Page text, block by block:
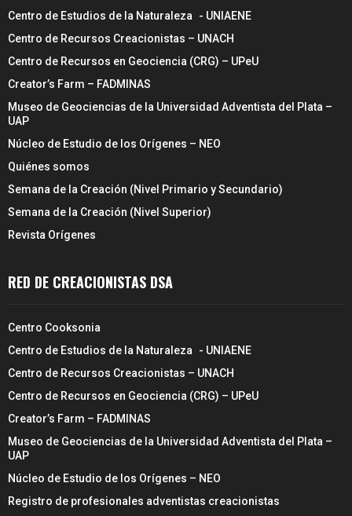
Centro de Estudios de la Naturaleza - UNIAENE
Centro de Recursos Creacionistas – UNACH
Centro de Recursos en Geociencia (CRG) – UPeU
Creator’s Farm – FADMINAS
Museo de Geociencias de la Universidad Adventista del Plata –
UAP
Núcleo de Estudio de los Orígenes – NEO
Quiénes somos
Semana de la Creación (Nivel Primario y Secundario)
Semana de la Creación (Nivel Superior)
Revista Orígenes
RED DE CREACIONISTAS DSA
Centro Cooksonia
Centro de Estudios de la Naturaleza - UNIAENE
Centro de Recursos Creacionistas – UNACH
Centro de Recursos en Geociencia (CRG) – UPeU
Creator’s Farm – FADMINAS
Museo de Geociencias de la Universidad Adventista del Plata –
UAP
Núcleo de Estudio de los Orígenes – NEO
Registro de profesionales adventistas creacionistas